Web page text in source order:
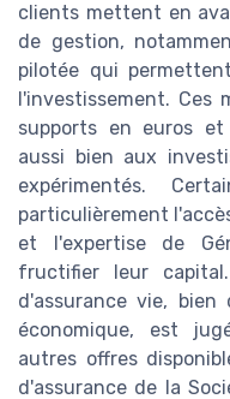
clients mettent en
de gestion,
pilotée qui
l'investissement. Ces
supports en euros
aussi bien aux
expérimentés.
particulièrement
et l'expertise de
fructifier leur
d'assurance vie,
économique, est
autres offres
d'assurance de la